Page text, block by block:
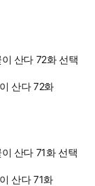
산다 72화 선택
산다 72화
산다 71화 선택
산다 71화